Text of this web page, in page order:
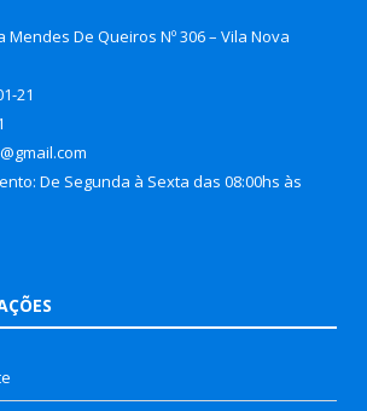
Mendes De Queiros Nº 306 – Vila Nova
21
De Segunda à Sexta das 08:00hs às